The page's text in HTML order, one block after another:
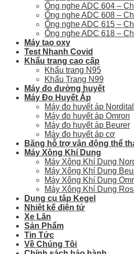
Ống nghe ADC 604 –
Ống nghe ADC 608 –
Ống nghe ADC 615 –
Ống nghe ADC 618 –
Máy tạo oxy
Test Nhanh Covid
Khẩu trang cao cấp
Khẩu trang N95
Khẩu Trang N99
Máy đo đường huyết
Máy Đo Huyết Áp
Máy đo huyết áp
Máy đo huyết áp Omron
Máy đo huyết áp Beurer
Máy đo huyết áp cơ
Băng hỗ trợ vận động thể
Máy Xông Khí Dung
Máy Xông Khí Dung
Máy Xông Khí Dung
Máy Xông Khí Dung
Máy Xông Khí Dung
Dụng cụ tập Kegel
Nhiệt kế điện tử
Xe Lăn
Sản Phẩm
Tin Tức
Về Chúng Tôi